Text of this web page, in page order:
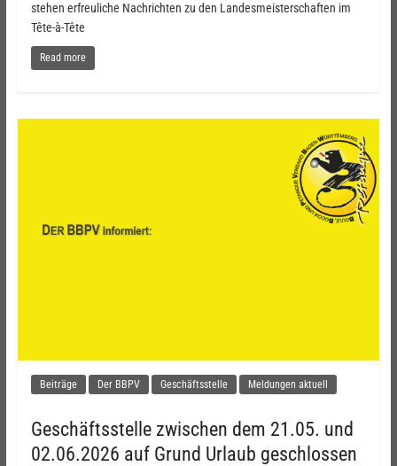
stehen erfreuliche Nachrichten zu den Landesmeisterschaften im
Tête-à-Tête
Read more
Beiträge Der BBPV Geschäftsstelle Meldungen aktuell
Geschäftsstelle zwischen dem 21.05. und
02.06.2026 auf Grund Urlaub geschlossen